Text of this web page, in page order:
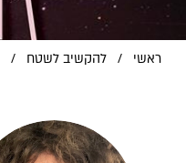
ראשי / להקשיב לשטח /